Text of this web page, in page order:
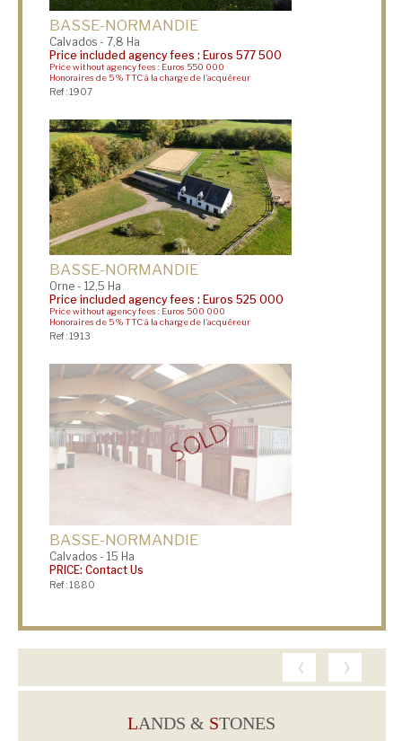
BASSE-NORMANDIE
Calvados - 7,8 Ha
Price included agency fees : Euros 577 500
Price without agency fees : Euros 550 000
Honoraires de 5 % TTC à la charge de l'acquéreur
Ref : 1907
BASSE-NORMANDIE
Orne - 12,5 Ha
Price included agency fees : Euros 525 000
Price without agency fees : Euros 500 000
Honoraires de 5 % TTC à la charge de l'acquéreur
Ref : 1913
BASSE-NORMANDIE
Calvados - 15 Ha
PRICE: Contact Us
Ref : 1880
›
‹
LANDS & STONES